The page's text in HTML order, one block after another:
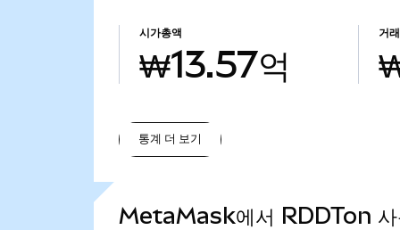
시가총액
₩13.57억
거
통계 더 보기
MetaMask에서 RDDTon 사